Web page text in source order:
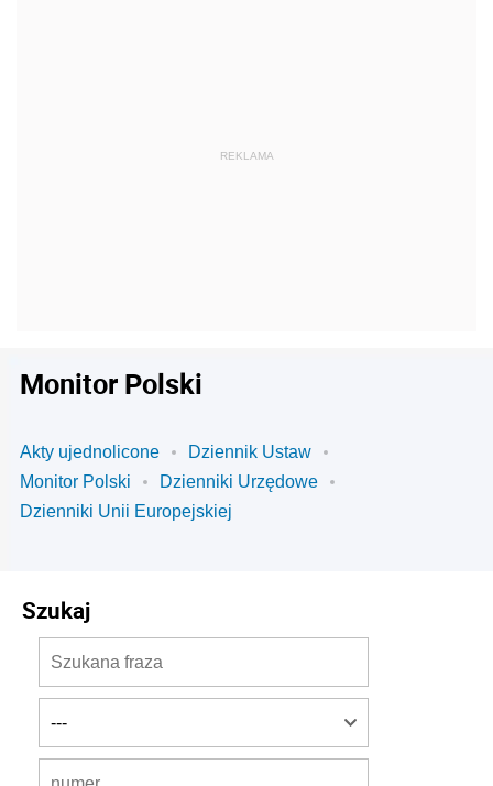
Monitor Polski
Akty ujednolicone
Dziennik Ustaw
Monitor Polski
Dzienniki Urzędowe
Dzienniki Unii Europejskiej
Szukaj